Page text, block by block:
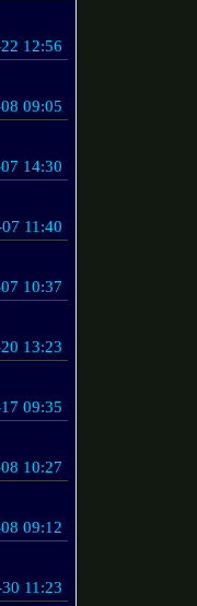
12:56
09:05
14:30
11:40
10:37
13:23
09:35
10:27
09:12
11:23